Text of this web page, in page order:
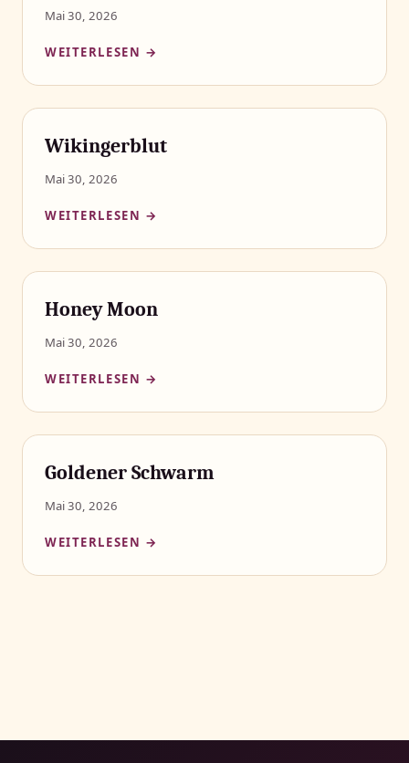
Mai 30, 2026
WEITERLESEN →
Wikingerblut
Mai 30, 2026
WEITERLESEN →
Honey Moon
Mai 30, 2026
WEITERLESEN →
Goldener Schwarm
Mai 30, 2026
WEITERLESEN →